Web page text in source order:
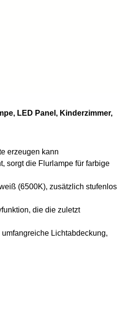
LED Panel, Kinderzimmer,
erzeugen kann
sorgt die Flurlampe für farbige
(6500K), zusätzlich stufenlos
die die zuletzt
Lichtabdeckung,